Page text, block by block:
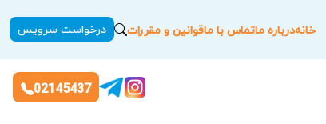
خانهدرباره ماتماس با ماقوانین و مقررات درخواست سرویس
02145437